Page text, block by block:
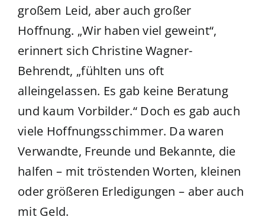
großem Leid, aber auch großer
Hoffnung. „Wir haben viel geweint“,
erinnert sich Christine Wagner-
Behrendt, „fühlten uns oft
alleingelassen. Es gab keine Beratung
und kaum Vorbilder.“ Doch es gab auch
viele Hoffnungsschimmer. Da waren
Verwandte, Freunde und Bekannte, die
halfen – mit tröstenden Worten, kleinen
oder größeren Erledigungen – aber auch
mit Geld.